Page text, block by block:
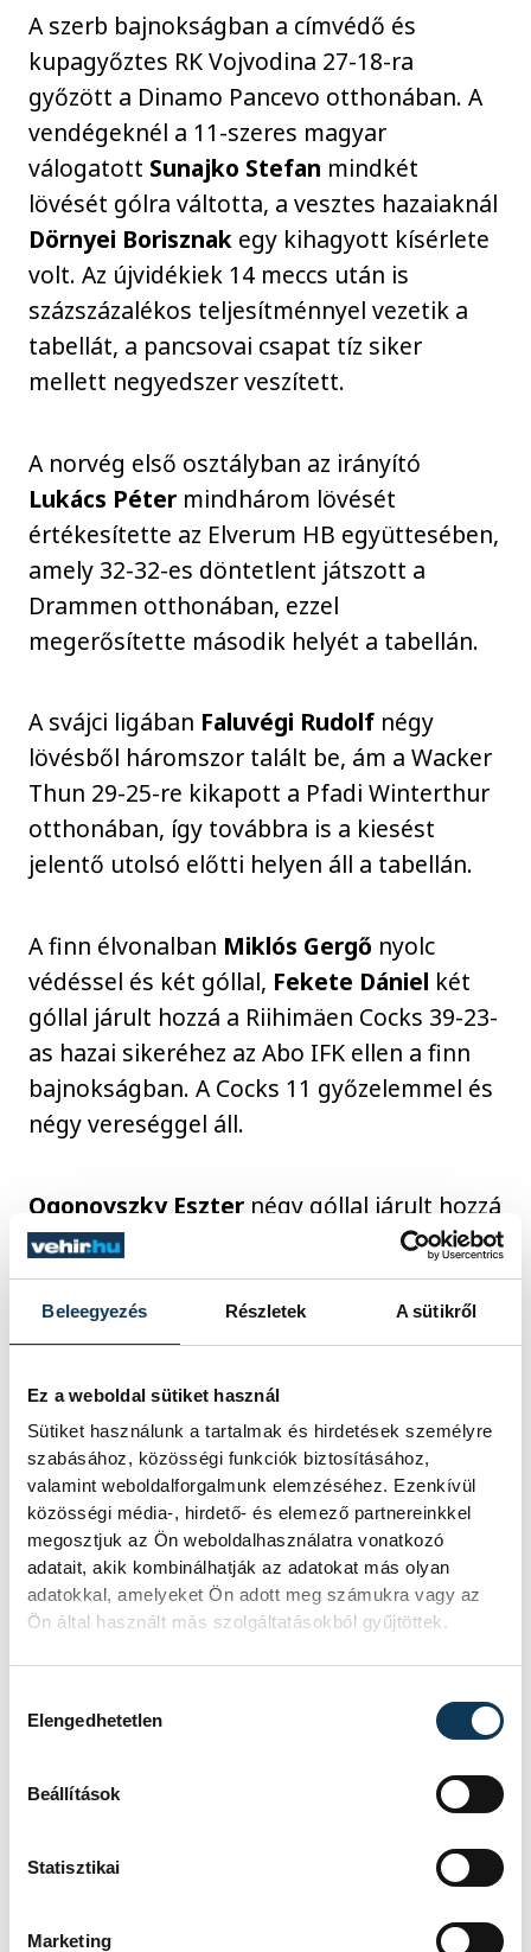
Beleegyezés Részletek A sütikről
Ez a weboldal sütiket használ
Sütiket használunk a tartalmak és hirdetések személyre
szabásához, közösségi funkciók biztosításához,
valamint weboldalforgalmunk elemzéséhez. Ezenkívül
közösségi média-, hirdető- és elemező partnereinkkel
megosztjuk az Ön weboldalhasználatra vonatkozó
adatait, akik kombinálhatják az adatokat más olyan
adatokkal, amelyeket Ön adott meg számukra vagy az
Ön által használt más szolgáltatásokból gyűjtöttek.
Elengedhetetlen
Beállítások
Statisztikai
Marketing
A szerb bajnokságban a címvédő és
kupagyőztes RK Vojvodina 27-18-ra
győzött a Dinamo Pancevo otthonában. A
vendégeknél a 11-szeres magyar
válogatott Sunajko Stefan mindkét
lövését gólra váltotta, a vesztes hazaiaknál
Dörnyei Borisznak egy kihagyott kísérlete
volt. Az újvidékiek 14 meccs után is
százszázalékos teljesítménnyel vezetik a
tabellát, a pancsovai csapat tíz siker
mellett negyedszer veszített.
A norvég első osztályban az irányító
Lukács Péter mindhárom lövését
értékesítette az Elverum HB együttesében,
amely 32-32-es döntetlent játszott a
Drammen otthonában, ezzel
megerősítette második helyét a tabellán.
A svájci ligában Faluvégi Rudolf négy
lövésből háromszor talált be, ám a Wacker
Thun 29-25-re kikapott a Pfadi Winterthur
otthonában, így továbbra is a kiesést
jelentő utolsó előtti helyen áll a tabellán.
A finn élvonalban Miklós Gergő nyolc
védéssel és két góllal, Fekete Dániel két
góllal járult hozzá a Riihimäen Cocks 39-23-
as hazai sikeréhez az Abo IFK ellen a finn
bajnokságban. A Cocks 11 győzelemmel és
négy vereséggel áll.
Ogonovszky Eszter négy góllal járult hozzá
a DHK Baník Most 37-27-es hazai
győzelméhez a HC Zlín ellen a Cseh Kupa
elődöntőjében.
sport kézilabda
ország-világ
Fazekas Gergő
Sipos Adrián
Máthé Dominik
Lukács Péter
Faluvégi Rudolf
Miklós Gergő
Dörnyei Borisz